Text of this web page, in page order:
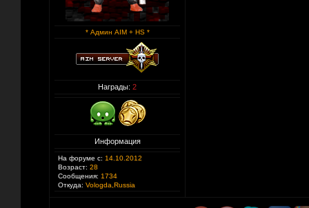
* Админ AIM + HS *
Награды: 2
Информация
На форуме с: 14.10.2012
Возраст: 28
Сообщения: 1734
Откуда: Vologda,Russia